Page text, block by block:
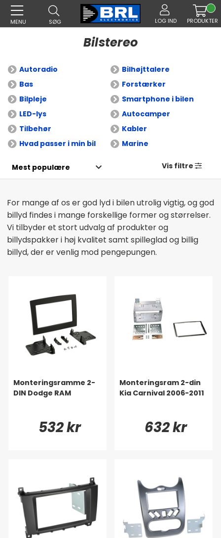
MENU SØG LOG IND PRODUKTER
Bilstereo
Autoradio
Bilhøjttalere
Bas
Forstærker
Bilpleje
Smartphone i bilen
LED-lys
Autocamper
Tilbehør
Kabler
Hvad passer i min bil
Marine
For mange af os er god lyd i bilen utrolig vigtig, og god
billyd findes i mange forskellige former og størrelser.
Vi tilbyder et stort udvalg af produkter og
billydspakker i høj kvalitet samt spilleglad og billig
billyd, der er venlig mod pengepungen.
Vis filtre
Monteringsramme 2-
DIN Dodge RAM
532 kr
Monteringsram 2-din
Kia Carnival 2006-2011
632 kr